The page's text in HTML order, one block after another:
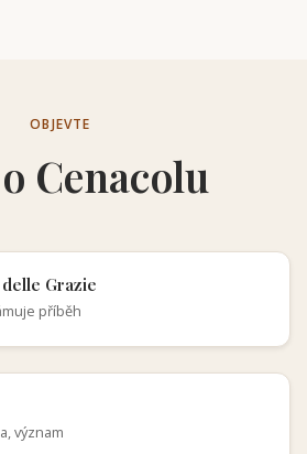
OBJEVTE
Cenacolu
Grazie
příběh
význam